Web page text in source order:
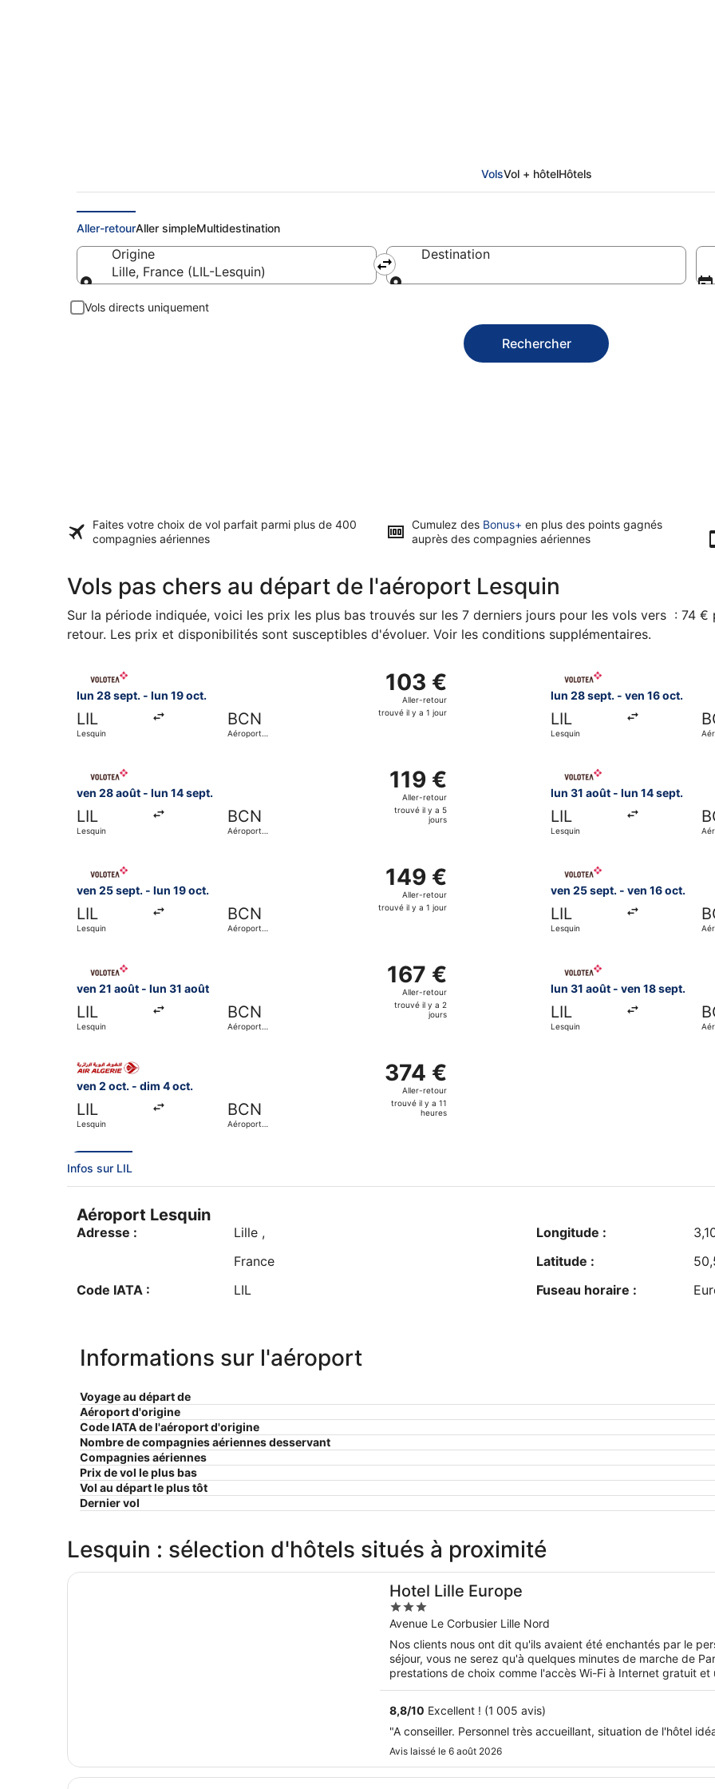
VolsVol + hôtelHôtels
Aller-retourAller simpleMultidestination
Origine
Lille, France (LIL-Lesquin)
Destination
Vols directs uniquement
Rechercher
Faites votre choix de vol parfait parmi plus de 400
compagnies aériennes
Cumulez des Bonus+ en plus des points gagnés
auprès des compagnies aériennes
Vols pas chers au départ de l'aéroport Lesquin
Sur la période indiquée, voici les prix les plus bas trouvés sur les 7 derniers jours pour les vols vers : 74
retour. Les prix et disponibilités sont susceptibles d'évoluer. Voir les conditions supplémentaires.
lun 28 sept. - lun 19 oct.
LIL
Lesquin
BCN
Aéroport
103 €
Aller-
retour,
a
jour
103 €
Aller-retour
trouvé il y a 1 jour
lun 28 sept. - ven 16 oct.
LIL
Lesquin
ven 28 août - lun 14 sept.
LIL
Lesquin
BCN
Aéroport
119 €
Aller-
retour,
a
5
jours
119 €
Aller-retour
trouvé il y a 5
jours
lun 31 août - lun 14 sept.
LIL
Lesquin
ven 25 sept. - lun 19 oct.
LIL
Lesquin
BCN
Aéroport
149 €
Aller-
retour,
a
jour
149 €
Aller-retour
trouvé il y a 1 jour
Sélectionner le vol Volotea, décollant le ven 25 sept. de Lesquin et atterrissant à Aéroport international
ven 25 sept. - ven 16 oct.
LIL
Lesquin
Sélectionner le vol
ven 21 août - lun 31 août
LIL
Lesquin
BCN
Aéroport
167 €
Aller-
retour,
a
2
jours
167 €
Aller-retour
trouvé il y a 2
jours
lun 31 août - ven 18 sept.
LIL
Lesquin
ven 2 oct. - dim 4 oct.
LIL
Lesquin
BCN
Aéroport
374 €
Aller-
retour,
trouvé
374 €
Aller-retour
trouvé il y a 11
heures
Infos sur LIL
Aéroport Lesquin
Adresse : Lille ,
France
Code IATA :
LIL
Longitude :
Latitude :
Fuseau horaire :
Informations sur l'aéroport
Voyage au départ de
Aéroport d'origine
Code IATA de l'aéroport d'origine
Nombre de compagnies aériennes desservant
Compagnies aériennes
Prix ​​de vol le plus bas
Vol au départ le plus tôt
Dernier vol
Lesquin : sélection d'hôtels situés à proximité
Hotel Lille Europe
3
out
of
5
Avenue Le Corbusier Lille Nord
Nos clients nous ont dit qu'ils avaient été enchantés par le
séjour, vous ne serez qu'à quelques minutes de marche de
prestations de choix comme l'accès Wi-Fi à Internet gratuit
h/24. Cet hébergement propose des services et
8,8/10 Excellent ! (1 005 avis)
"A conseiller. Personnel très accueillant, situation de l'hôtel
Avis laissé le 6 août 2026
S’ouvre dans une nouvelle fenêtre
Hotel Lille Europe
S’ouvre dans une nouvelle fenêtre
Cowool Lille Villeneuve D'Ascq - Ex Olivarius